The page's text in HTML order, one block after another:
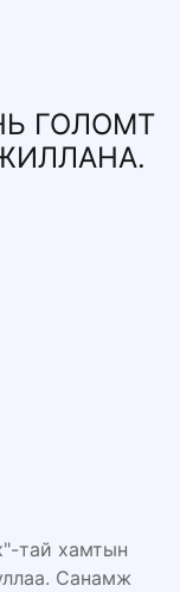
ГОЛОМТ
тай хамтын
Санамж